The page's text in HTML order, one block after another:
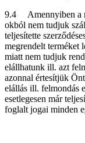
9.4 Amennyiben a
okból nem tudjuk
teljesítette
megrendelt terméket
miatt nem tudjuk
elállhatunk ill. azt
azonnal értesítjük
elállás ill. felmondás
esetlegesen már
foglalt jogai minden